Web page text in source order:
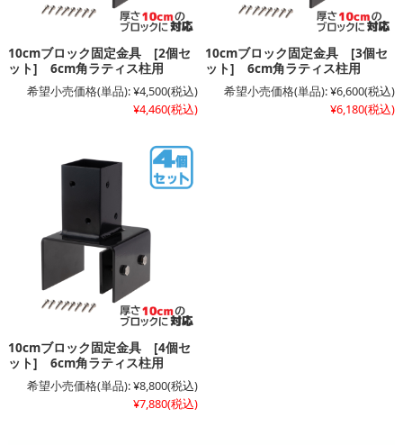
10cmブロック固定金具 [2個セ
ット] 6cm角ラティス柱用
希望小売価格(単品):¥4,500(税込)
¥4,460(税込)
10cmブロック固定金具 [3個セ
ット] 6cm角ラティス柱用
希望小売価格(単品):¥6,600(税込)
¥6,180(税込)
10cmブロック固定金具 [4個セ
ット] 6cm角ラティス柱用
希望小売価格(単品):¥8,800(税込)
¥7,880(税込)